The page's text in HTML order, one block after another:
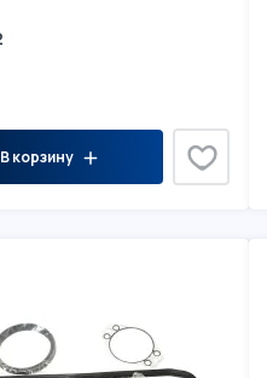
В корзину